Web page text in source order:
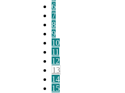
6
7
8
9
10
11
12
13
14
15